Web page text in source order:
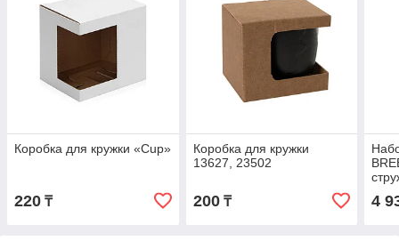
Коробка для кружки «Cup»
220 ₸
Коробка для кружки
13627, 23502
200₸ 4